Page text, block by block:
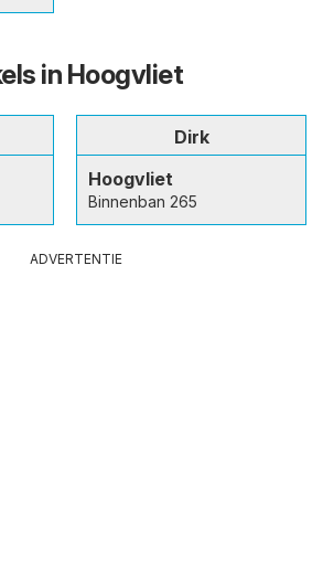
in Hoogvliet
Dirk
Hoogvliet
Binnenban 265
ADVERTENTIE